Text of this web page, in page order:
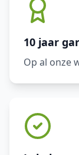
10 jaar
Op al onze